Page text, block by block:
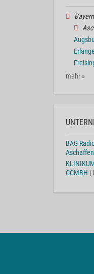
Bayern
mehr »
BAG
GGMBH